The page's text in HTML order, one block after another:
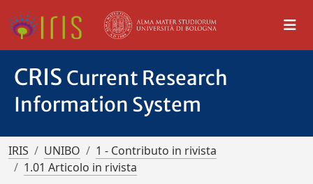
CRIS Current Research
Information System
IRIS UNIBO
1 - Contributo in rivista
1.01 Articolo in rivista